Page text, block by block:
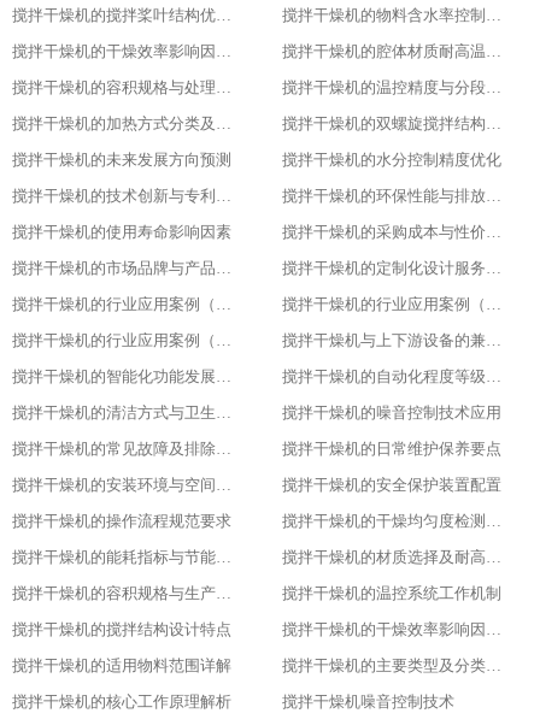
搅拌干燥机的搅拌桨叶结构优化方案
搅拌干燥机的物料含水率控制精度
搅拌干燥机的干燥效率影响因素分析
搅拌干燥机的腔体材质耐高温性能指标
搅拌干燥机的容积规格与处理量匹配
搅拌干燥机的温控精度与分段控温技术
搅拌干燥机的加热方式分类及适用场景
搅拌干燥机的双螺旋搅拌结构设计原理
搅拌干燥机的未来发展方向预测​
搅拌干燥机的水分控制精度优化​
搅拌干燥机的技术创新与专利成果​
搅拌干燥机的环保性能与排放标准​
搅拌干燥机的使用寿命影响因素​
搅拌干燥机的采购成本与性价比评估​
搅拌干燥机的市场品牌与产品对比​
搅拌干燥机的定制化设计服务范围​
搅拌干燥机的行业应用案例（化工行业）​
搅拌干燥机的行业应用案例（食品行业）
搅拌干燥机的行业应用案例（塑料行业）​
搅拌干燥机与上下游设备的兼容适配​
搅拌干燥机的智能化功能发展趋势​
搅拌干燥机的自动化程度等级划分​
搅拌干燥机的清洁方式与卫生标准
搅拌干燥机的噪音控制技术应用​
搅拌干燥机的常见故障及排除方法​
搅拌干燥机的日常维护保养要点​
搅拌干燥机的安装环境与空间要求​
搅拌干燥机的安全保护装置配置​
搅拌干燥机的操作流程规范要求​
搅拌干燥机的干燥均匀度检测方法​
搅拌干燥机的能耗指标与节能设计​
搅拌干燥机的材质选择及耐高温性能​
搅拌干燥机的容积规格与生产需求匹配​
搅拌干燥机的温控系统工作机制
搅拌干燥机的搅拌结构设计特点​
搅拌干燥机的干燥效率影响因素分析​
搅拌干燥机的适用物料范围详解​
搅拌干燥机的主要类型及分类标准​
搅拌干燥机的核心工作原理解析​
搅拌干燥机噪音控制技术